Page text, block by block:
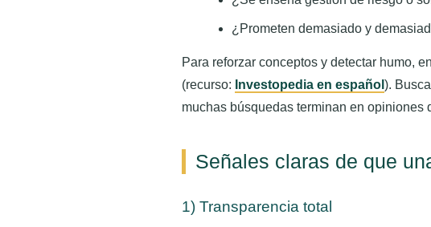
¿Prometen demasiado y
Para reforzar conceptos y detectar humo,
(recurso: Investopedia en español ).
muchas búsquedas terminan en
Señales claras de que
1) Transparencia total